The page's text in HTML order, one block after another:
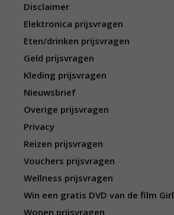
Disclaimer
Elektronica prijsvragen
Eten/drinken prijsvragen
Geld prijsvragen
Kleding prijsvragen
Nieuwsbrief
Overige prijsvragen
Privacy
Reizen prijsvragen
Vouchers prijsvragen
Wellness prijsvragen
Win een gratis DVD van de film Girl
Wonen prijsvragen